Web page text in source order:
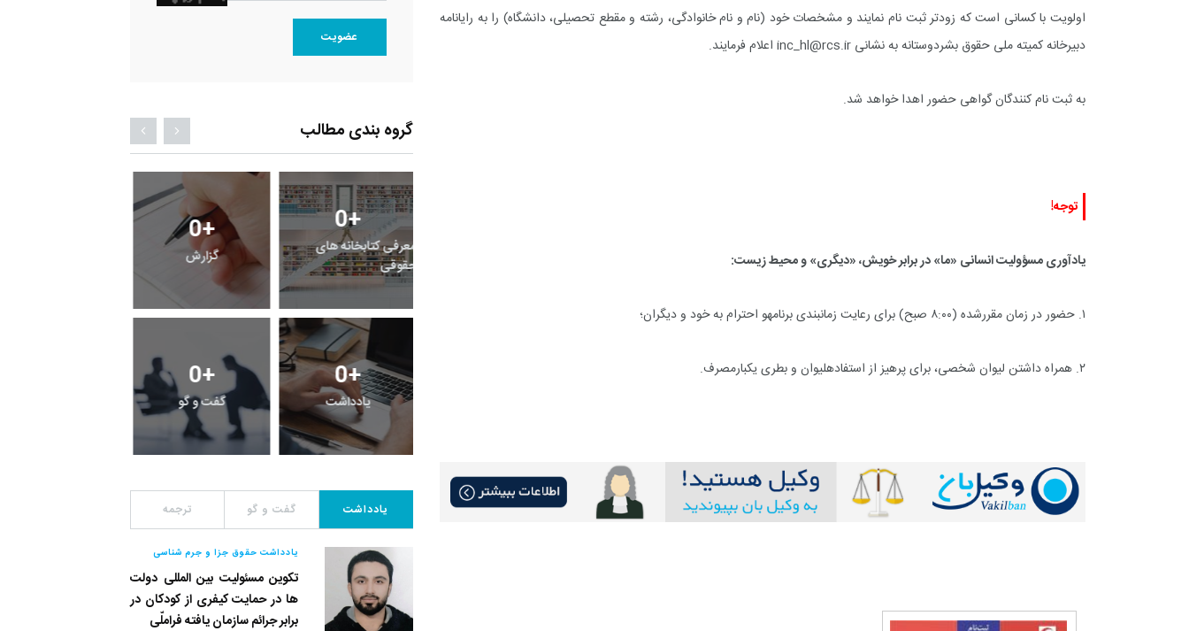
اولویت با کسانی است که زودتر ثبت نام نمایند و مشخصات خود (نام و نام خانوادگی، رشته و مقطع تحصیلی، دانشگاه) را به رایانامه
دبیرخانه کمیته ملی حقوق بشردوستانه به نشانی inc_hl@rcs.ir اعلام فرمایند.
به ثبت نام کنندگان گواهی حضور اهدا خواهد شد.
توجه!
یادآوری مسؤولیت انسانی «ما» در برابر خویش، «دیگری» و محیط زیست:
۱. حضور در زمان مقررشده (۸:۰۰ صبح) برای رعایت زمانبندی برنامهو احترام به خود و دیگران؛
۲. همراه داشتن لیوان شخصی، برای پرهیز از استفادهلیوان و بطری یکبارمصرف.
عضویت
گروه بندی مطالب
0+
گزارش
0+
معرفی کتابخانه های
حقوقی
0+
گفت و گو
0+
یادداشت
معرفی منابع اینترنتی پرونده
0+ 0+
+
گزارش
0+
یادداشت گفت و گو ترجمه
یادداشت حقوق جزا و جرم شناسی
تکوین مسئولیت بین المللی دولت
ها در حمایت کیفری از کودکان در
برابر جرائم سازمان یافته فراملّی